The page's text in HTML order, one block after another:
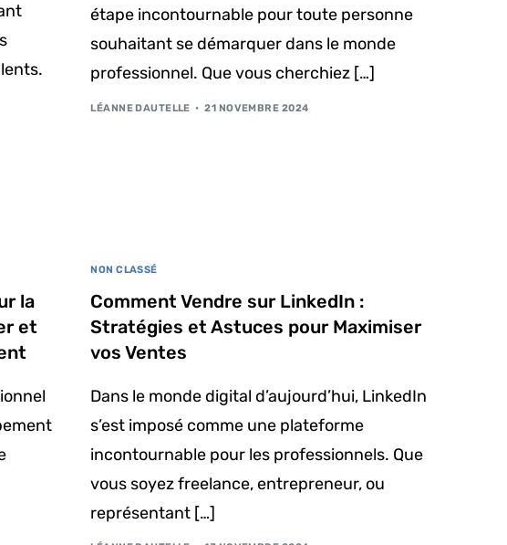
étape incontournable pour toute personne
souhaitant se démarquer dans le monde
professionnel. Que vous cherchiez […]
LÉANNE DAUTELLE 21 NOVEMBRE 2024
la
et
NON CLASSÉ
Comment Vendre sur LinkedIn :
Stratégies et Astuces pour Maximiser
vos Ventes
Dans le monde digital d’aujourd’hui, LinkedIn
s’est imposé comme une plateforme
incontournable pour les professionnels. Que
vous soyez freelance, entrepreneur, ou
représentant […]